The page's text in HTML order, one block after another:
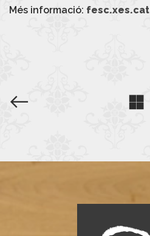
Més informació: fesc.xes.cat